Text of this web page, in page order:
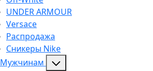
UNDER ARMOUR
Versace
Распродажа
Сникеры Nike
Мужчинам